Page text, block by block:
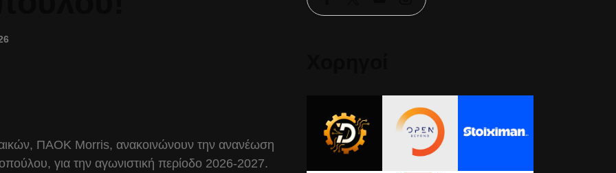
ΠΑΟΚ Morris, ανακοινώνουν την ανανέωση
για την αγωνιστική περίοδο 2026-2027.